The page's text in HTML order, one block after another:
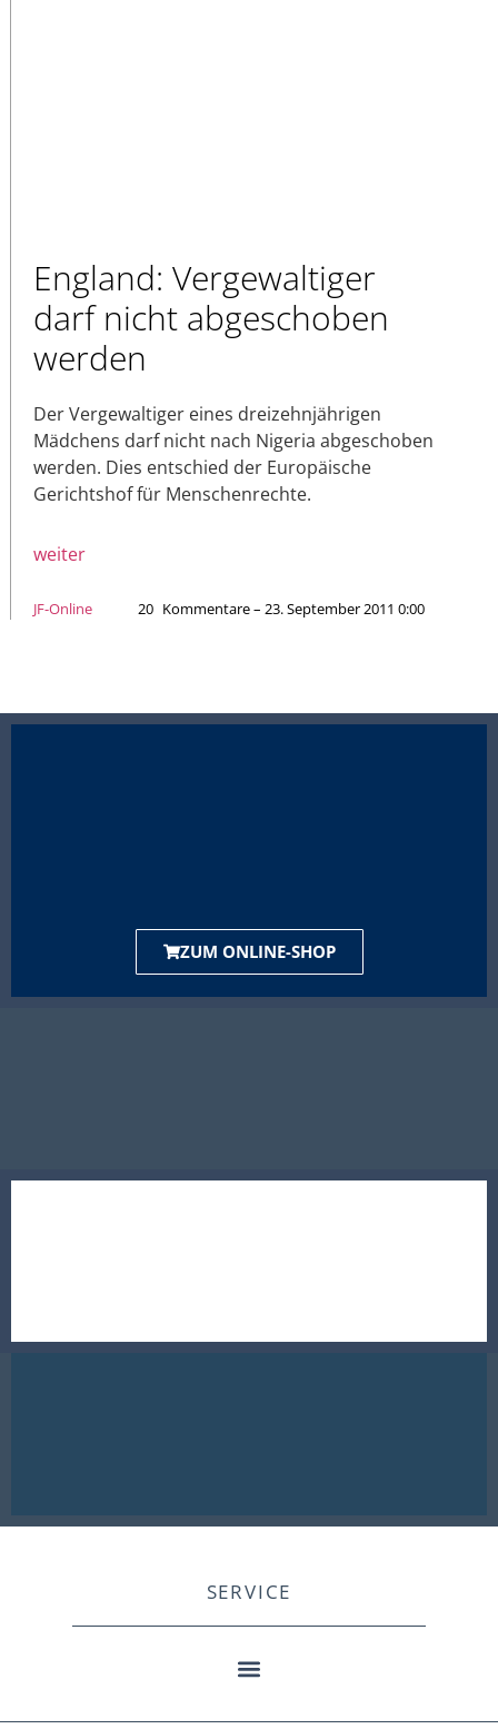
England: Vergewaltiger
darf nicht abgeschoben
werden
Der Vergewaltiger eines dreizehnjährigen
Mädchens darf nicht nach Nigeria abgeschoben
werden. Dies entschied der Europäische
Gerichtshof für Menschenrechte.
weiter
JF-Online 20 Kommentare – 23. September 2011 0:00
ZUM ONLINE-SHOP
SERVICE